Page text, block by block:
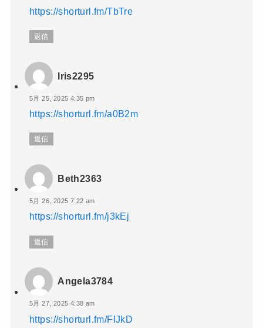
https://shorturl.fm/TbTre
返信
Iris2295
5月 25, 2025 4:35 pm
https://shorturl.fm/a0B2m
返信
Beth2363
5月 26, 2025 7:22 am
https://shorturl.fm/j3kEj
返信
Angela3784
5月 27, 2025 4:38 am
https://shorturl.fm/FIJkD